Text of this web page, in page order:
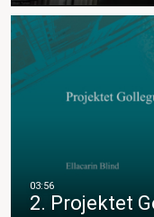
2. Projektet